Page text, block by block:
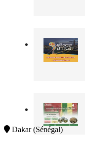
Dakar (Sénégal)